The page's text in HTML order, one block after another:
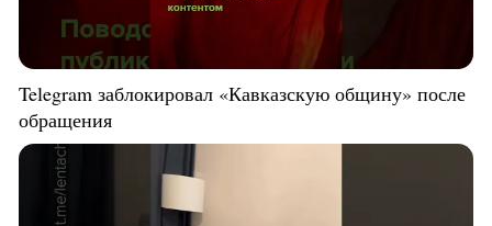
Telegram заблокировал «Кавказскую общину» после
обращения